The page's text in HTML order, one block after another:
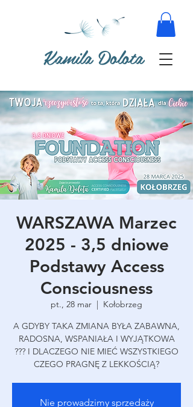
Kamila Dolota
WARSZAWA Marzec
2025 - 3,5 dniowe
Podstawy Access
Consciousness
pt., 28 mar
  |
Kołobrzeg
A GDYBY TAKA ZMIANA BYŁA ZABAWNA,
RADOSNA, WSPANIAŁA I WYJĄTKOWA
??? I DLACZEGO NIE MIEĆ WSZYSTKIEGO
CZEGO PRAGNĘ Z LEKKOŚCIĄ?
Nie prowadzimy sprzedaży